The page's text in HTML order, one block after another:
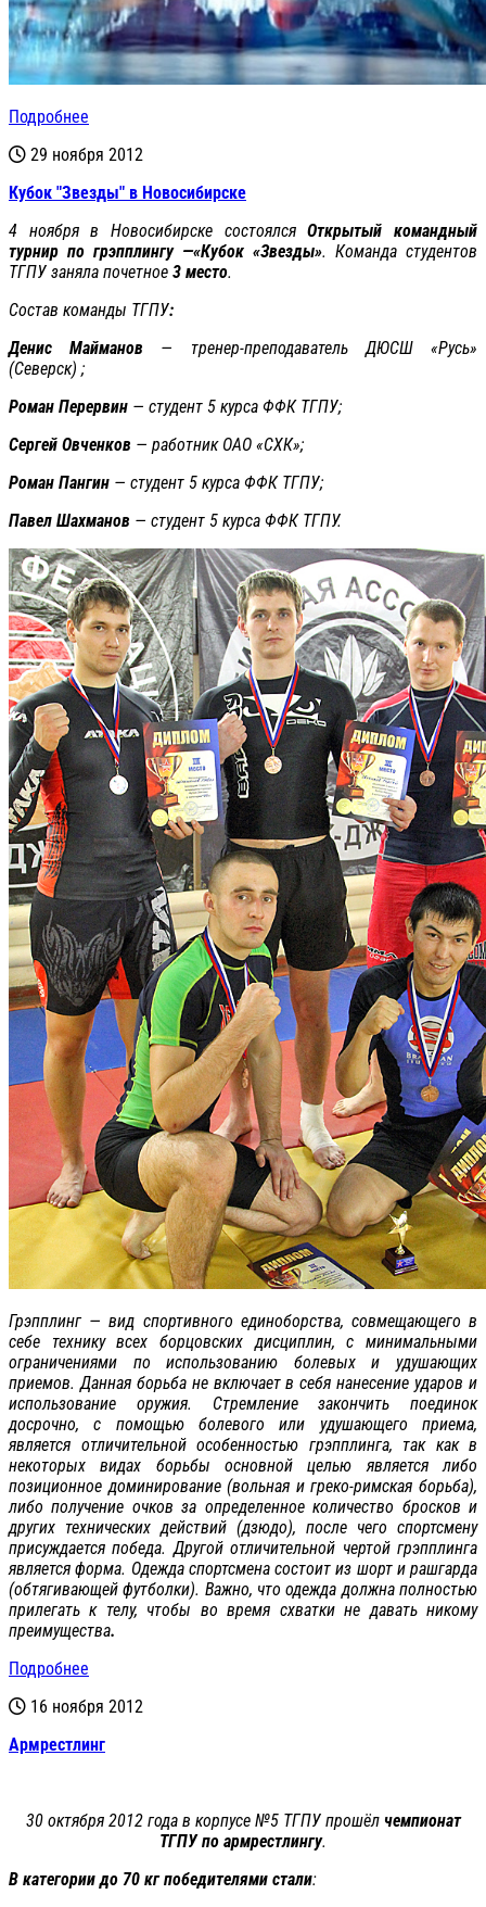
Подробнее
29 ноября 2012
Кубок "Звезды" в Новосибирске
4 ноября в Новосибирске состоялсяОткрытый командный
турнир по грэпплингу —«Кубок «Звезды». Команда студентов
ТГПУ заняла почетное 3 место.
Состав команды ТГПУ:
Денис Майманов — тренер-преподаватель ДЮСШ «Русь»
(Северск) ;
Роман Перервин — студент 5 курса ФФК ТГПУ;
Сергей Овченков — работник ОАО «СХК»;
Роман Пангин — студент 5 курса ФФК ТГПУ;
Павел Шахманов — студент 5 курса ФФК ТГПУ.
Грэпплинг — вид спортивного единоборства, совмещающего в
себе технику всех борцовских дисциплин, с минимальными
ограничениями по использованию болевых и удушающих
приемов. Данная борьба не включает в себя нанесение ударов и
использование оружия. Стремление закончить поединок
досрочно, с помощью болевого или удушающего приема,
является отличительной особенностью грэпплинга, так как в
некоторых видах борьбы основной целью является либо
позиционное доминирование (вольная и греко-римская борьба),
либо получение очков за определенное количество бросков и
других технических действий (дзюдо), после чего спортсмену
присуждается победа. Другой отличительной чертой грэпплинга
является форма. Одежда спортсмена состоит из шорт и рашгарда
(обтягивающей футболки). Важно, что одежда должна полностью
прилегать к телу, чтобы во время схватки не давать никому
преимущества.
Подробнее
16 ноября 2012
Армрестлинг
30 октября 2012 года в корпусе №5 ТГПУ прошёл чемпионат
ТГПУ по армрестлингу.
В категории до 70 кг победителями стали: